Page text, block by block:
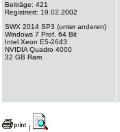
Beiträge: 421
Registriert: 19.02.2002
SWX 2014 SP3 (unter anderen)
Windows 7 Prof. 64 Bit
Intel Xeon E5-2643
NVIDIA Quadro 4000
32 GB Ram
|